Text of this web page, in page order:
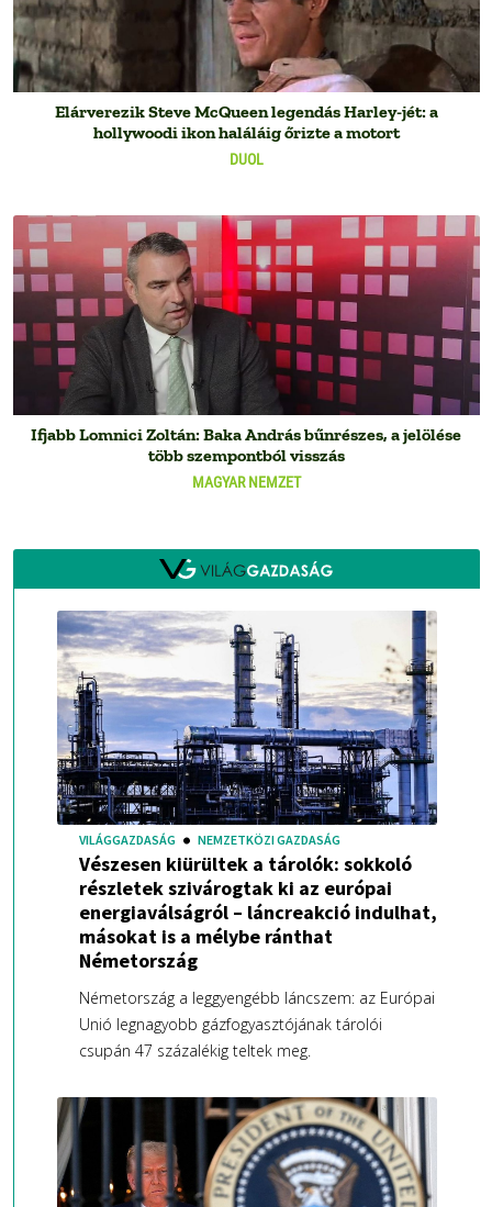
DUOL
Elárverezik Steve McQueen legendás Harley-jét: a
hollywoodi ikon haláláig őrizte a motort
MAGYAR NEMZET
Ifjabb Lomnici Zoltán: Baka András bűnrészes, a jelölése
több szempontból visszás
VILÁGGAZDASÁG NEMZETKÖZI GAZDASÁG
Vészesen kiürültek a tárolók: sokkoló
részletek szivárogtak ki az európai
energiaválságról – láncreakció indulhat,
másokat is a mélybe ránthat
Németország
Németország a leggyengébb láncszem: az Európai
Unió legnagyobb gázfogyasztójának tárolói
csupán 47 százalékig teltek meg.